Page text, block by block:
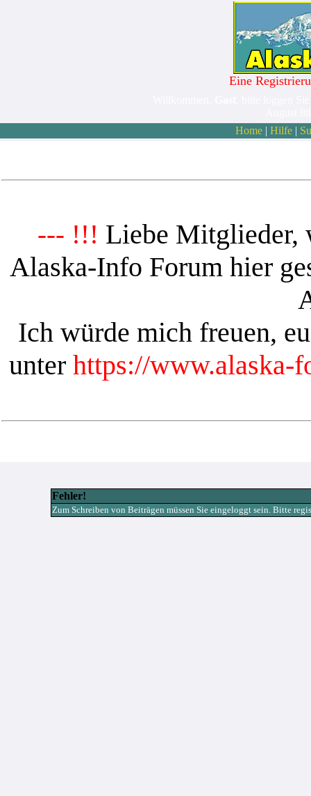
Eine
Home| Hilfe|
--- !!! Liebe Mitglieder,
Alaska-Info Forum hier
Ich würde mich freuen,
unter https://www.alaska-
Fehler!
Zum Schreiben von Beiträgen müssen Sie eingeloggt sein. Bitte